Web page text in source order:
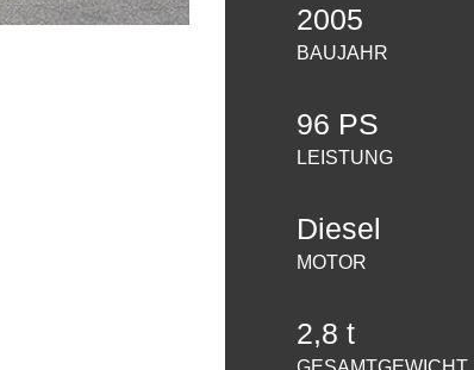
BAUJAHR
2005
LEISTUNG
96 PS
MOTOR
Diesel
2,8 t